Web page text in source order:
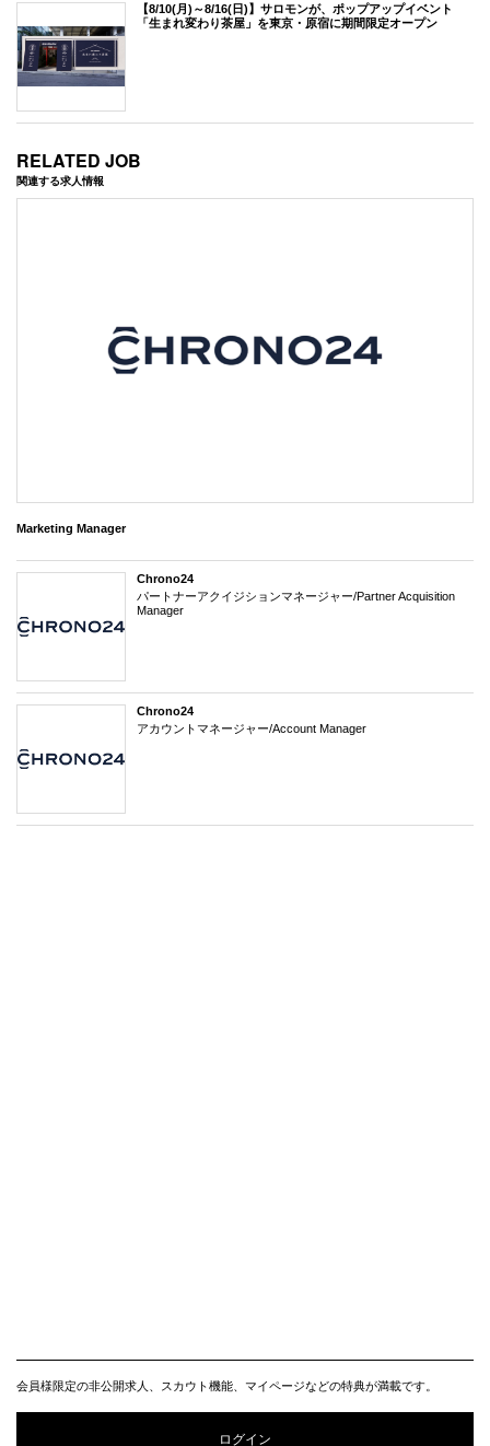
【8/10(月)～8/16(日)】サロモンが、ポップアップイベント
「生まれ変わり茶屋」を東京・原宿に期間限定オープン
RELATED JOB
関連する求人情報
Marketing Manager
Chrono24
パートナーアクイジションマネージャー/Partner Acquisition
Manager
Chrono24
アカウントマネージャー/Account Manager
会員様限定の非公開求人、スカウト機能、マイページなどの特典が満載です。
ログイン